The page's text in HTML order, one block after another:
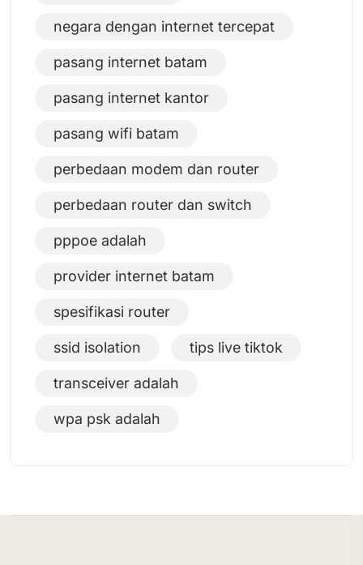
negara dengan internet tercepat
pasang internet batam
pasang internet kantor
pasang wifi batam
perbedaan modem dan router
perbedaan router dan switch
pppoe adalah
provider internet batam
spesifikasi router
ssid isolation tips live tiktok
transceiver adalah
wpa psk adalah